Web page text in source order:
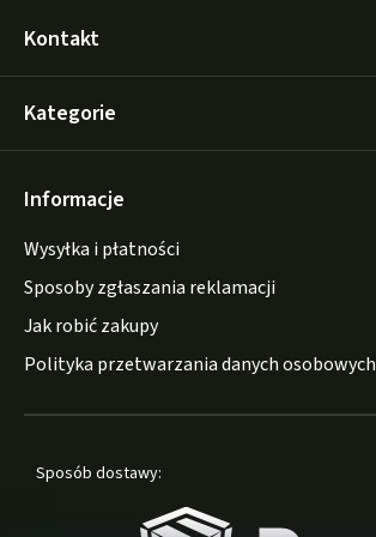
Kontakt
Kategorie
Informacje
Wysyłka i płatności
Sposoby zgłaszania reklamacji
Jak robić zakupy
Polityka przetwarzania danych osobowych
Sposób dostawy: